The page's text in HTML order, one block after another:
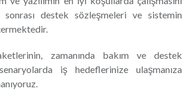
sonrası destek sözleşmeleri ve sistemin
zamanında bakım ve destek
iş hedeflerinize ulaşmanıza